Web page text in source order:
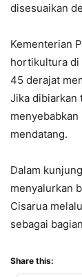
disesuaikan
Kementerian
hortikultura di
45 derajat
Jika dibiarkan
mendatang.
Dalam
menyalurkan
Cisarua
sebagai
Share this: